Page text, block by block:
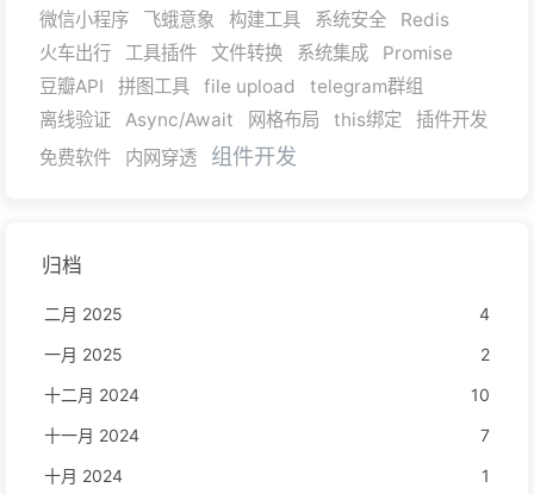
微信小程序
飞蛾意象 构建工具 系统安全
Redis
火车出行
工具插件 文件转换 系统集成
Promise
豆瓣API
拼图工具 file upload
telegram群组
离线验证
Async/Await 网格布局 this绑定
插件开发
免费软件
内网穿透 组件开发
归档
二月 2025
4
一月 2025
2
十二月 2024
10
十一月 2024
7
十月 2024
1